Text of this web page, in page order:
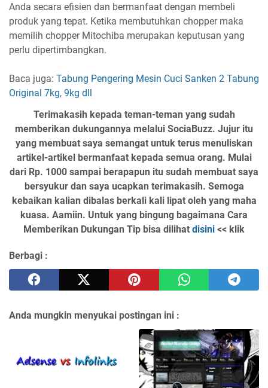
Anda secara efisien dan bermanfaat dengan membeli
produk yang tepat. Ketika membutuhkan chopper maka
memilih chopper Mitochiba merupakan keputusan yang
perlu dipertimbangkan.
Baca juga: Tabung Pengering Mesin Cuci Sanken 2 Tabung
Original 7kg, 9kg dll
Terimakasih kepada teman-teman yang sudah
memberikan dukungannya melalui SociaBuzz. Jujur itu
yang membuat saya semangat untuk terus menuliskan
artikel-artikel bermanfaat kepada semua orang. Mulai
dari Rp. 1000 sampai berapapun itu sudah membuat saya
bersyukur dan saya ucapkan terimakasih. Semoga
kebaikan kalian dibalas berkali kali lipat oleh yang maha
kuasa. Aamiin. Untuk yang bingung bagaimana Cara
Memberikan Dukungan Tip bisa dilihat disini << klik
Berbagi :
Anda mungkin menyukai postingan ini :